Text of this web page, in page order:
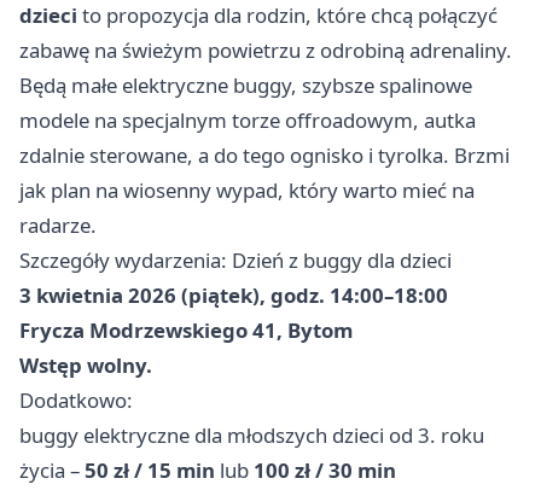
dzieci to propozycja dla rodzin, które chcą połączyć
zabawę na świeżym powietrzu z odrobiną adrenaliny.
Będą małe elektryczne buggy, szybsze spalinowe
modele na specjalnym torze offroadowym, autka
zdalnie sterowane, a do tego ognisko i tyrolka. Brzmi
jak plan na wiosenny wypad, który warto mieć na
radarze.
Szczegóły wydarzenia: Dzień z buggy dla dzieci
3 kwietnia 2026 (piątek), godz. 14:00–18:00
Frycza Modrzewskiego 41, Bytom
Wstęp wolny.
Dodatkowo:
buggy elektryczne dla młodszych dzieci od 3. roku
życia –50 zł / 15 min lub 100 zł / 30 min